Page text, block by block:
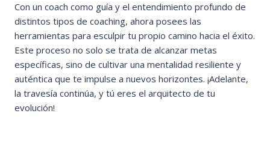
Con un coach como guía y el entendimiento profundo de
distintos tipos de coaching, ahora posees las
herramientas para esculpir tu propio camino hacia el éxito.
Este proceso no solo se trata de alcanzar metas
específicas, sino de cultivar una mentalidad resiliente y
auténtica que te impulse a nuevos horizontes. ¡Adelante,
la travesía continúa, y tú eres el arquitecto de tu
evolución!